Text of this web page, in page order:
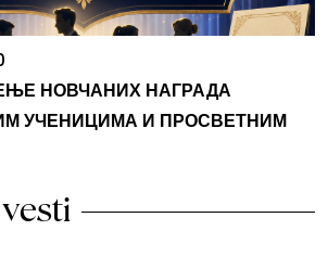
НОВЧАНИХ НАГРАДА
УЧЕНИЦИМА И ПРОСВЕТНИМ